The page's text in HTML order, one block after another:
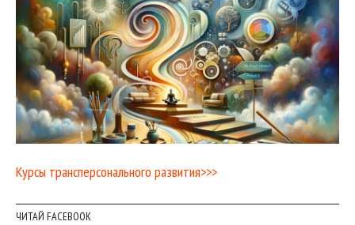
Курсы трансперсонального развития>>>
ЧИТАЙ FACEBOOK